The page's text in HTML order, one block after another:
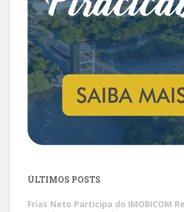
ÚLTIMOS POSTS
Frias Neto Participa do IMOBICOM